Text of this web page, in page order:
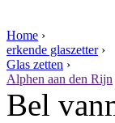
Home ›
erkende glaszetter›
Glas zetten ›
Alphen aan den Rijn
Bel